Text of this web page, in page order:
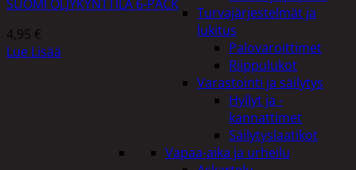
Turvajärjestelmät ja
lukitus
Palovaroittimet
Riippulukot
Varastointi ja säilytys
Hyllyt ja -
kannattimet
Säilytyslaatikot
Vapaa-aika ja urheilu
SUOMI ÖLJYKYNTTILÄ 6-PACK
4,95 €
Lue Lisää